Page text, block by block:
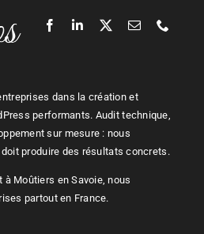
dans la création et
performants. Audit technique,
sur mesure : nous
produire des résultats concrets.
à Moûtiers en Savoie, nous
partout en France.